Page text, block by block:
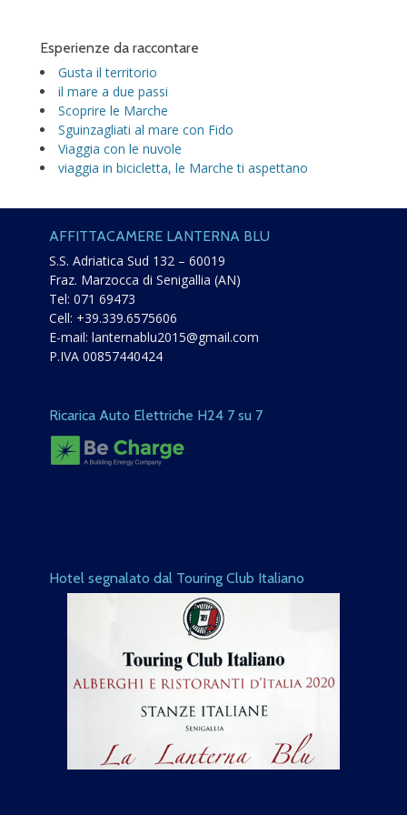
Esperienze da raccontare
Gusta il territorio
il mare a due passi
Scoprire le Marche
Sguinzagliati al mare con Fido
Viaggia con le nuvole
viaggia in bicicletta, le Marche ti aspettano
AFFITTACAMERE LANTERNA BLU
S.S. Adriatica Sud 132 – 60019
Fraz. Marzocca di Senigallia (AN)
Tel: 071 69473
Cell: +39.339.6575606
E-mail: lanternablu2015@gmail.com
P.IVA 00857440424
Ricarica Auto Elettriche H24 7 su 7
Hotel segnalato dal Touring Club Italiano